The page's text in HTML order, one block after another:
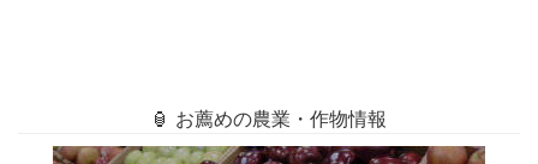
🏮 お薦めの農業・作物情報